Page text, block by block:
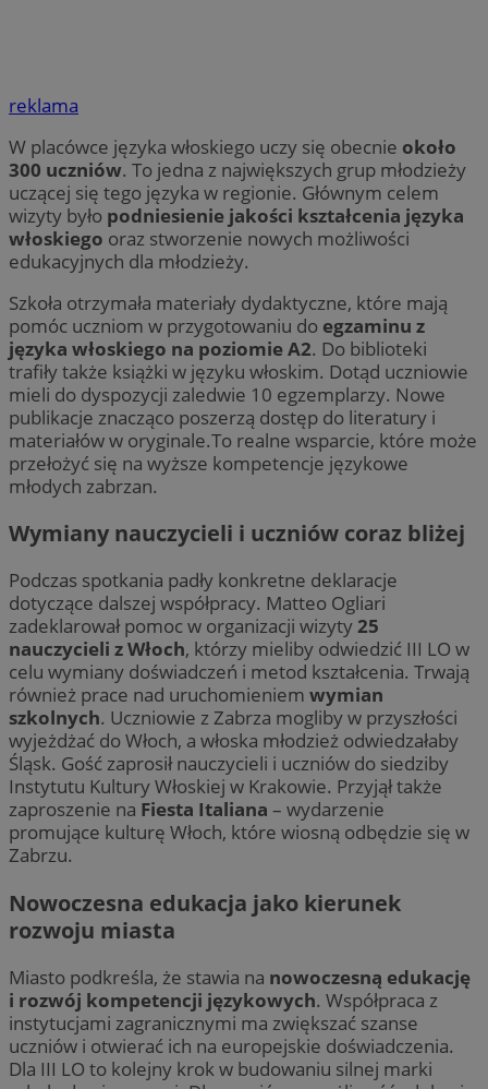
reklama
W placówce języka włoskiego uczy się obecnie około
300 uczniów. To jedna z największych grup młodzieży
uczącej się tego języka w regionie. Głównym celem
wizyty było podniesienie jakości kształcenia języka
włoskiego oraz stworzenie nowych możliwości
edukacyjnych dla młodzieży.
Szkoła otrzymała materiały dydaktyczne, które mają
pomóc uczniom w przygotowaniu do egzaminu z
języka włoskiego na poziomie A2. Do biblioteki
trafiły także książki w języku włoskim. Dotąd uczniowie
mieli do dyspozycji zaledwie 10 egzemplarzy. Nowe
publikacje znacząco poszerzą dostęp do literatury i
materiałów w oryginale.To realne wsparcie, które może
przełożyć się na wyższe kompetencje językowe
młodych zabrzan.
Wymiany nauczycieli i uczniów coraz bliżej
Podczas spotkania padły konkretne deklaracje
dotyczące dalszej współpracy. Matteo Ogliari
zadeklarował pomoc w organizacji wizyty25
nauczycieli z Włoch, którzy mieliby odwiedzić III LO w
celu wymiany doświadczeń i metod kształcenia. Trwają
również prace nad uruchomieniem wymian
szkolnych. Uczniowie z Zabrza mogliby w przyszłości
wyjeżdżać do Włoch, a włoska młodzież odwiedzałaby
Śląsk. Gość zaprosił nauczycieli i uczniów do siedziby
Instytutu Kultury Włoskiej w Krakowie. Przyjął także
zaproszenie na Fiesta Italiana – wydarzenie
promujące kulturę Włoch, które wiosną odbędzie się w
Zabrzu.
Nowoczesna edukacja jako kierunek
rozwoju miasta
Miasto podkreśla, że stawia na nowoczesną edukację
i rozwój kompetencji językowych. Współpraca z
instytucjami zagranicznymi ma zwiększać szanse
uczniów i otwierać ich na europejskie doświadczenia.
Dla III LO to kolejny krok w budowaniu silnej marki